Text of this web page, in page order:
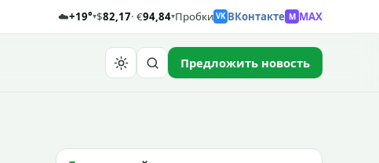
☁️+19°▾$82,17· €94,84▾Пробки VK ВКонтакте M MAX
Предложить новость